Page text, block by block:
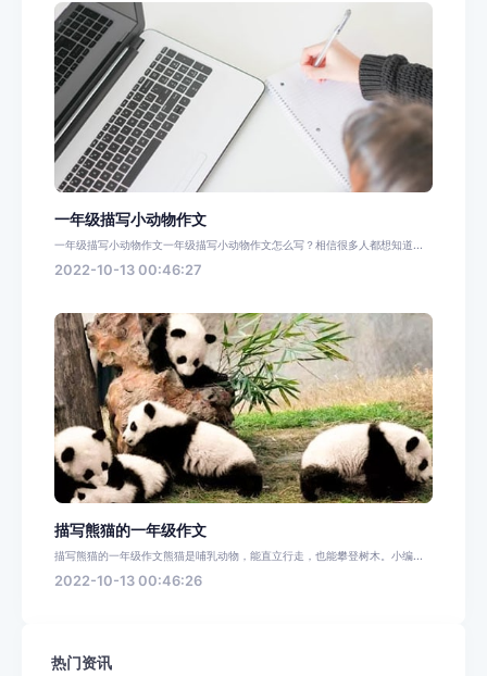
一年级描写小动物作文
一年级描写小动物作文一年级描写小动物作文怎么写？相信很多人都想知道...
2022-10-13 00:46:27
描写熊猫的一年级作文
描写熊猫的一年级作文熊猫是哺乳动物，能直立行走，也能攀登树木。小编...
2022-10-13 00:46:26
热门资讯